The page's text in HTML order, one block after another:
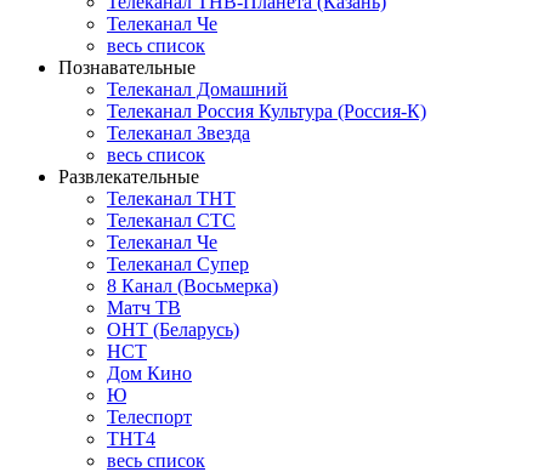
Телеканал Че
весь список
Познавательные
Телеканал Домашний
Телеканал Россия Культура (Россия-К)
Телеканал Звезда
весь список
Развлекательные
Телеканал ТНТ
Телеканал СТС
Телеканал Че
Телеканал Супер
8 Канал (Восьмерка)
Матч ТВ
ОНТ (Беларусь)
НСТ
Дом Кино
Ю
Телеспорт
ТНТ4
весь список